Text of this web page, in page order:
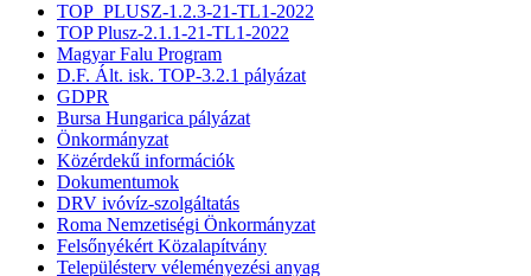
TOP_PLUSZ-1.2.3-21-TL1-2022
TOP Plusz-2.1.1-21-TL1-2022
Magyar Falu Program
D.F. Ált. isk. TOP-3.2.1 pályázat
GDPR
Bursa Hungarica pályázat
Önkormányzat
Közérdekű információk
Dokumentumok
DRV ivóvíz-szolgáltatás
Roma Nemzetiségi Önkormányzat
Felsőnyékért Közalapítvány
Településterv véleményezési anyag